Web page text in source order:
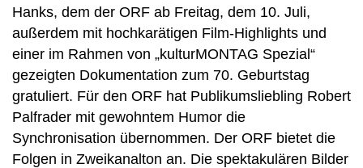
Hanks, dem der ORF ab Freitag, dem 10. Juli,
außerdem mit hochkarätigen Film-Highlights und
einer im Rahmen von „kulturMONTAG Spezial“
gezeigten Dokumentation zum 70. Geburtstag
gratuliert. Für den ORF hat Publikumsliebling Robert
Palfrader mit gewohntem Humor die
Synchronisation übernommen. Der ORF bietet die
Folgen in Zweikanalton an. Die spektakulären Bilder